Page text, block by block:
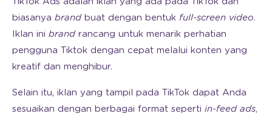
biasanya brand buat dengan bentuk full-screen video.
Iklan ini brand rancang untuk menarik perhatian
pengguna Tiktok dengan cepat melalui konten yang
kreatif dan menghibur.
Selain itu, iklan yang tampil pada TikTok dapat Anda
sesuaikan dengan berbagai format seperti in-feed ads,